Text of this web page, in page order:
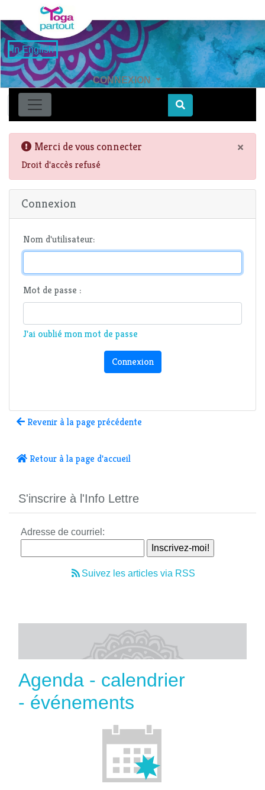
in English
CONNEXION
Find
×
Merci de vous connecter
Droit d'accès refusé
Connexion
Nom d'utilisateur:
Mot de passe :
J'ai oublié mon mot de passe
Connexion
Revenir à la page précédente
Retour à la page d'accueil
S'inscrire à l'Info Lettre
Adresse de courriel:
Suivez les articles via RSS
Agenda - calendrier
- événements